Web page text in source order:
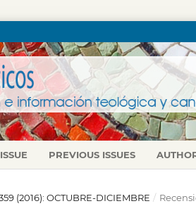
PREVIOUS ISSUES
(2016): OCTUBRE-DICIEMBRE /